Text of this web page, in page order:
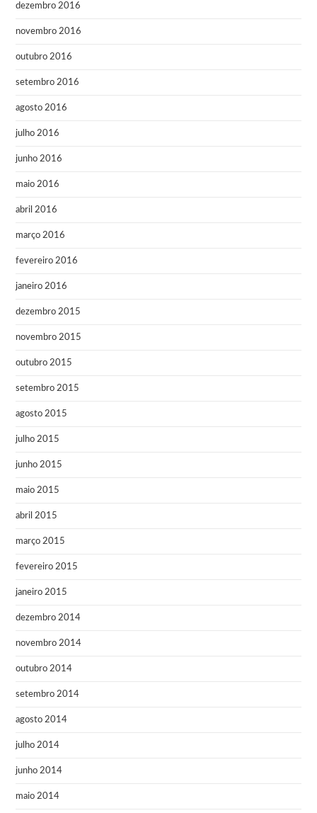
dezembro 2016
novembro 2016
outubro 2016
setembro 2016
agosto 2016
julho 2016
junho 2016
maio 2016
abril 2016
março 2016
fevereiro 2016
janeiro 2016
dezembro 2015
novembro 2015
outubro 2015
setembro 2015
agosto 2015
julho 2015
junho 2015
maio 2015
abril 2015
março 2015
fevereiro 2015
janeiro 2015
dezembro 2014
novembro 2014
outubro 2014
setembro 2014
agosto 2014
julho 2014
junho 2014
maio 2014